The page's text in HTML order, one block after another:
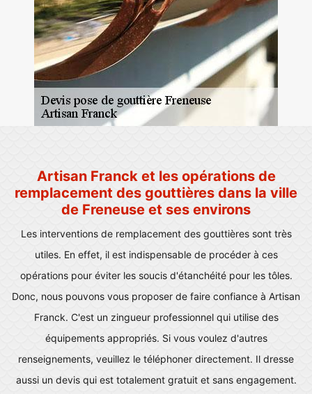
Artisan Franck et les opérations de
remplacement des gouttières dans la ville
de Freneuse et ses environs
Les interventions de remplacement des gouttières sont très
utiles. En effet, il est indispensable de procéder à ces
opérations pour éviter les soucis d'étanchéité pour les tôles.
Donc, nous pouvons vous proposer de faire confiance à Artisan
Franck. C'est un zingueur professionnel qui utilise des
équipements appropriés. Si vous voulez d'autres
renseignements, veuillez le téléphoner directement. Il dresse
aussi un devis qui est totalement gratuit et sans engagement.